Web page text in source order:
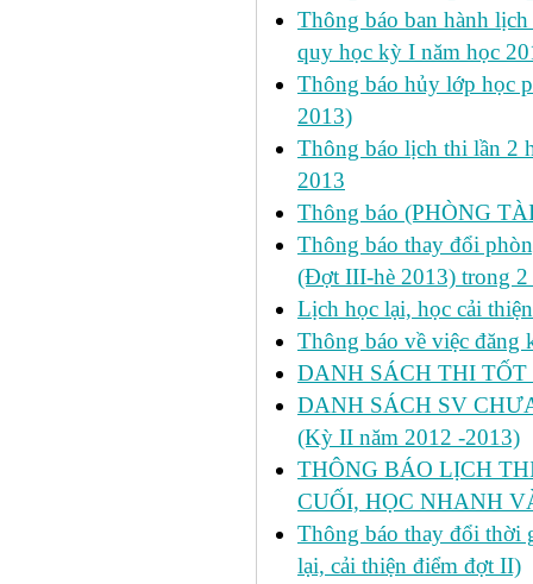
Thông báo ban hành
quy học kỳ I năm học
Thông báo hủy lớp học
2013)
Thông báo lịch thi lần 2
2013
Thông báo (PHÒNG
Thông báo thay đổi
(Đợt III-hè 2013) trong
Lịch học lại, học cải
Thông báo về việc
DANH SÁCH THI
DANH SÁCH SV
(Kỳ II năm 2012 -2013)
THÔNG BÁO LỊCH
CUỐI, HỌC NHANH
Thông báo thay đổi thời
lại, cải thiện điểm đợt II)